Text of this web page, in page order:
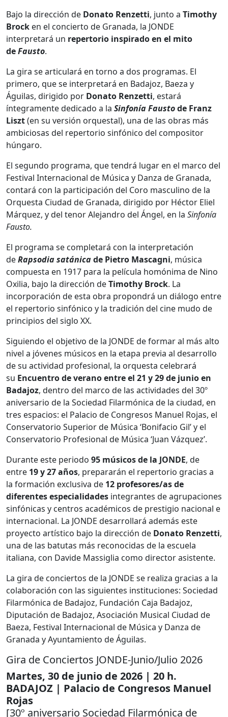
Bajo la dirección de Donato Renzetti, junto a Timothy
Brock en el concierto de Granada, la JONDE
interpretará un repertorio inspirado en el mito
deFausto.
La gira se articulará en torno a dos programas. El
primero, que se interpretará en Badajoz, Baeza y
Águilas, dirigido por Donato Renzetti, estará
íntegramente dedicado a la Sinfonía Faustode Franz
Liszt(en su versión orquestal), una de las obras más
ambiciosas del repertorio sinfónico del compositor
húngaro.
El segundo programa, que tendrá lugar en el marco del
Festival Internacional de Música y Danza de Granada,
contará con la participación del Coro masculino de la
Orquesta Ciudad de Granada, dirigido por Héctor Eliel
Márquez, y del tenor Alejandro del Ángel, en la Sinfonía
Fausto.
El programa se completará con la interpretación
deRapsodia satánicade Pietro Mascagni, música
compuesta en 1917 para la película homónima de Nino
Oxilia, bajo la dirección deTimothy Brock. La
incorporación de esta obra propondrá un diálogo entre
el repertorio sinfónico y la tradición del cine mudo de
principios del siglo XX.
Siguiendo el objetivo de la JONDE de formar al más alto
nivel a jóvenes músicos en la etapa previa al desarrollo
de su actividad profesional, la orquesta celebrará
su Encuentro de verano entre el 21 y 29 de junio en
Badajoz, dentro del marco de las actividades del 30º
aniversario de la Sociedad Filarmónica de la ciudad, en
tres espacios: el Palacio de Congresos Manuel Rojas, el
Conservatorio Superior de Música ‘Bonifacio Gil’ y el
Conservatorio Profesional de Música ‘Juan Vázquez’.
Durante este periodo 95 músicos de la JONDE, de
entre 19 y 27 años, prepararán el repertorio gracias a
la formación exclusiva de 12 profesores/as de
diferentes especialidades integrantes de agrupaciones
sinfónicas y centros académicos de prestigio nacional e
internacional. La JONDE desarrollará además este
proyecto artístico bajo la dirección de Donato Renzetti,
una de las batutas más reconocidas de la escuela
italiana, con Davide Massiglia como director asistente.
La gira de conciertos de la JONDE se realiza gracias a la
colaboración con las siguientes instituciones: Sociedad
Filarmónica de Badajoz, Fundación Caja Badajoz,
Diputación de Badajoz, Asociación Musical Ciudad de
Baeza, Festival Internacional de Música y Danza de
Granada y Ayuntamiento de Águilas.
Gira de Conciertos JONDE-Junio/Julio 2026
Martes, 30 de junio de 2026 | 20 h.
BADAJOZ | Palacio de Congresos Manuel
Rojas
[30º aniversario Sociedad Filarmónica de